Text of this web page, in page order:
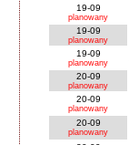
19-09
planowany
19-09
planowany
19-09
planowany
20-09
planowany
20-09
planowany
20-09
planowany